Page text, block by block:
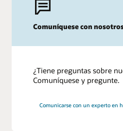
Comuníquese con
¿Tiene preguntas sobre
Comuníquese y pregunte.
Comunicarse con un experto en